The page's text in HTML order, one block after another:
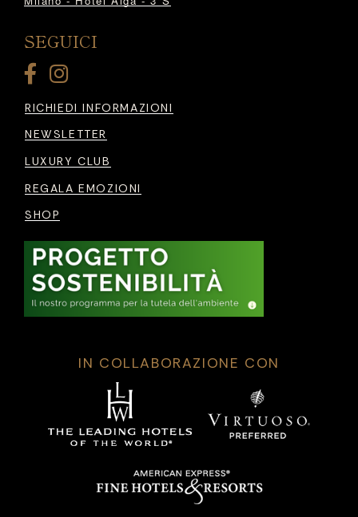
SEGUICI
RICHIEDI INFORMAZIONI
NEWSLETTER
LUXURY CLUB
REGALA EMOZIONI
SHOP
IN COLLABORAZIONE CON